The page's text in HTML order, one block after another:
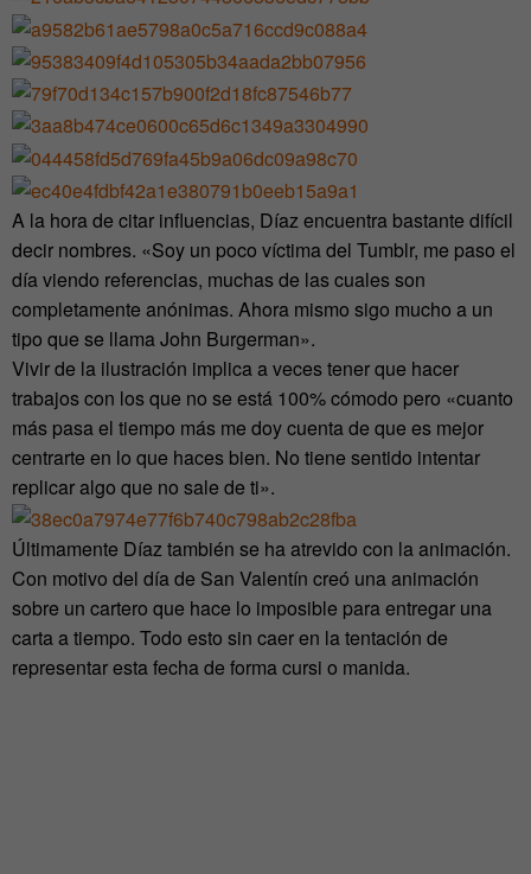
A la hora de citar influencias, Díaz encuentra bastante difícil
decir nombres. «Soy un poco víctima del Tumblr, me paso el
día viendo referencias, muchas de las cuales son
completamente anónimas. Ahora mismo sigo mucho a un
tipo que se llama John Burgerman».
Vivir de la ilustración implica a veces tener que hacer
trabajos con los que no se está 100% cómodo pero «cuanto
más pasa el tiempo más me doy cuenta de que es mejor
centrarte en lo que haces bien. No tiene sentido intentar
replicar algo que no sale de ti».
Últimamente Díaz también se ha atrevido con la animación.
Con motivo del día de San Valentín creó una animación
sobre un cartero que hace lo imposible para entregar una
carta a tiempo. Todo esto sin caer en la tentación de
representar esta fecha de forma cursi o manida.